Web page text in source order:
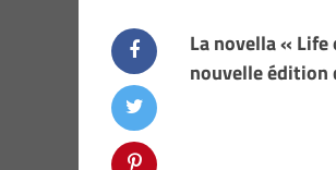
La novella «
nouvelle édition